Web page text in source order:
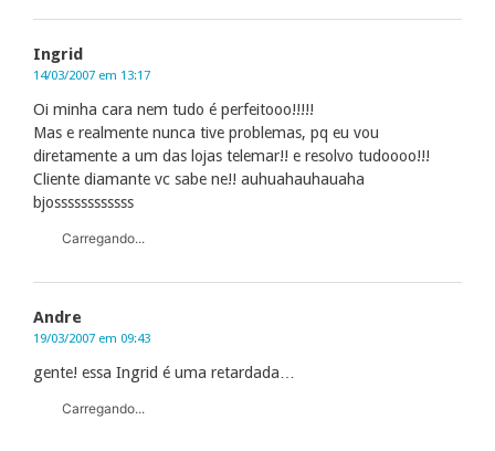
Ingrid
14/03/2007 em 13:17
Oi minha cara nem tudo é perfeitooo!!!!!
Mas e realmente nunca tive problemas, pq eu vou
diretamente a um das lojas telemar!! e resolvo tudoooo!!!
Cliente diamante vc sabe ne!! auhuahauhauaha
bjossssssssssss
Carregando...
Andre
19/03/2007 em 09:43
gente! essa Ingrid é uma retardada…
Carregando...